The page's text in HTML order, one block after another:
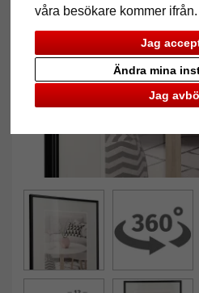
våra besökare kommer ifrån.
Jag
Jag
Ändra mina